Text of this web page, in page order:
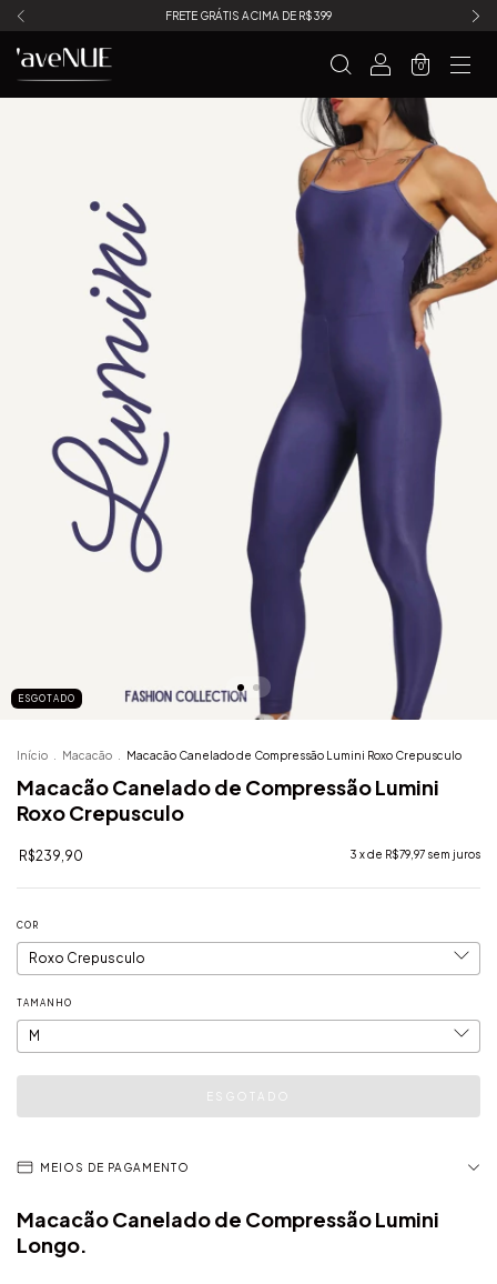
FRETE GRÁTIS ACIMA DE R$399
0
ESGOTADO
Início Macacão Macacão Canelado de Compressão Lumini Roxo Crepusculo
Macacão Canelado de Compressão Lumini
Roxo Crepusculo
R$239,90 3 x de R$79,97 sem juros
COR
TAMANHO
MEIOS DE PAGAMENTO
Macacão Canelado de Compressão Lumini
Longo.